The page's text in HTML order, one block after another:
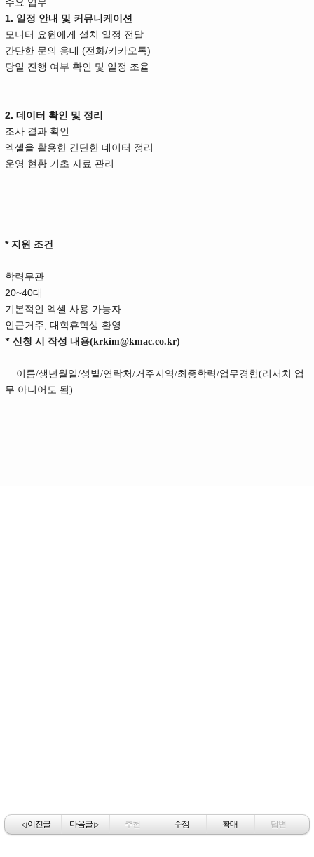
주요 업무
1. 일정 안내 및 커뮤니케이션
모니터 요원에게 설치 일정 전달
간단한 문의 응대 (전화/카카오톡)
당일 진행 여부 확인 및 일정 조율
2. 데이터 확인 및 정리
조사 결과 확인
엑셀을 활용한 간단한 데이터 정리
운영 현황 기초 자료 관리
* 지원 조건
학력무관
20~40대
기본적인 엑셀 사용 가능자
인근거주, 대학휴학생 환영
* 신청 시 작성 내용(krkim@kmac.co.kr)
이름/생년월일/성별/연락처/거주지역/최종학력/업무경험(리서치 업
무 아니어도 됨)
◁이전글 다음글▷ 추천 수정 확대 답변